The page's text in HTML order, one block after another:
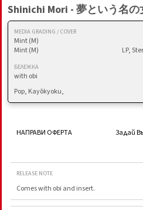
Shinichi Mori - 夢という名
MEDIA GRADING / COVER
Mint (M)
Mint (M)
LP,
БЕЛЕЖКА
with obi
Pop, Kayōkyoku,
НАПРАВИ ОФЕРТА Задай
RELEASE NOTE
Comes with obi and insert.